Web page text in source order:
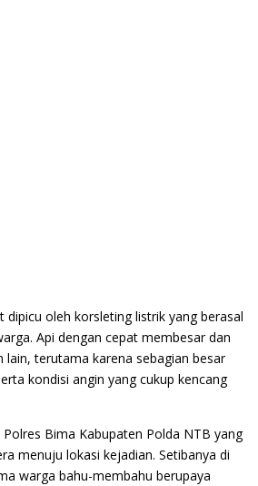
dipicu oleh korsleting listrik yang berasal
Api dengan cepat membesar dan
lain, terutama karena sebagian besar
kondisi angin yang cukup kencang
Bima Kabupaten Polda NTB yang
menuju lokasi kejadian. Setibanya di
warga bahu-membahu berupaya